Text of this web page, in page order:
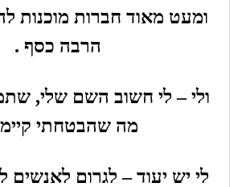
ומעט מאוד חברות מוכנות
הרבה כסף .
ולי – לי חשוב השם שלי,
מה שהבטחתי
לי יש יעוד – לגרום לאנשים